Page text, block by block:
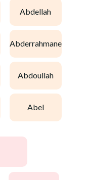
abdellah
abderrahmane
abdoullah
abel